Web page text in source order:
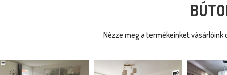
Nézze meg a termékeinket